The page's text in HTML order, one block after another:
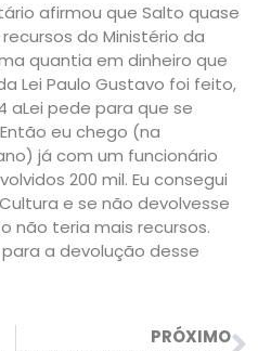
afirmou que Salto quase
do Ministério da
quantia em dinheiro que
Lei Paulo Gustavo foi feito,
aLei pede para que se
eu chego (na
já com um funcionário
200 mil. Eu consegui
e se não devolvesse
não teria mais recursos.
a devolução desse
PRÓXIMO